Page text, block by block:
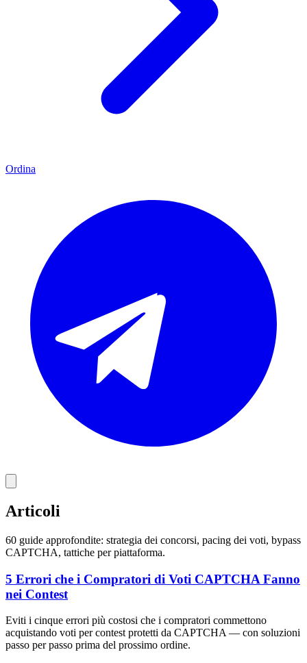
Ordina
Articoli
60 guide approfondite: strategia dei concorsi, pacing dei voti, bypass
CAPTCHA, tattiche per piattaforma.
5 Errori che i Compratori di Voti CAPTCHA Fanno
nei Contest
Eviti i cinque errori più costosi che i compratori commettono
acquistando voti per contest protetti da CAPTCHA — con soluzioni
passo per passo prima del prossimo ordine.